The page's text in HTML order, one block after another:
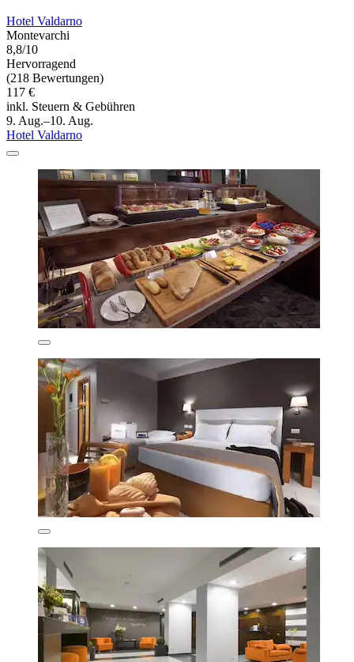
Hotel Valdarno
Montevarchi
8,8/10
Hervorragend
(218 Bewertungen)
117 €
inkl. Steuern & Gebühren
9. Aug.–10. Aug.
Hotel Valdarno